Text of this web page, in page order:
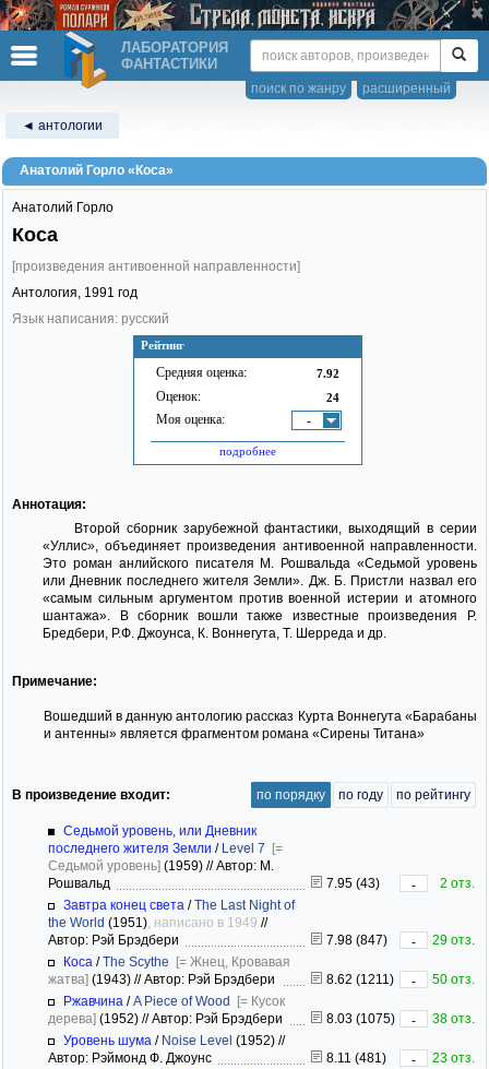
ЛАБОРАТОРИЯ
ФАНТАСТИКИ
расширенный
поиск по жанру
◄ антологии
Анатолий Горло «Коса»
Рейтинг
Средняя оценка: 7.92
Оценок: 24
Моя оценка: -
подробнее
Анатолий Горло
Коса
[произведения антивоенной направленности]
Антология, 1991 год
Язык написания: русский
Аннотация:
Второй сборник зарубежной фантастики, выходящий в серии
«Уллис», объединяет произведения антивоенной направленности.
Это роман анлийского писателя М. Рошвальда «Седьмой уровень
или Дневник последнего жителя Земли». Дж. Б. Пристли назвал его
«самым сильным аргументом против военной истерии и атомного
шантажа». В сборник вошли также известные произведения Р.
Бредбери, Р.Ф. Джоунса, К. Воннегута, Т. Шерреда и др.
Примечание:
Вошедший в данную антологию рассказ Курта Воннегута «Барабаны
и антенны» является фрагментом романа «Сирены Титана»
В произведение входит: по порядку по году по рейтингу
Седьмой уровень, или Дневник
последнего жителя Земли / Level 7 [=
Седьмой уровень] (1959) //Автор: М.
Рошвальд
7.95 (43) -
2 отз.
Завтра конец света /The Last Night of
the World (1951) , написано в 1949 //
Автор: Рэй Брэдбери
7.98 (847) -
29 отз.
Коса /The Scythe [= Жнец, Кровавая
жатва] (1943) //Автор: Рэй Брэдбери 8.62 (1211) -
50 отз.
Ржавчина /A Piece of Wood [= Кусок
дерева] (1952) //Автор: Рэй Брэдбери 8.03 (1075) -
38 отз.
Уровень шума / Noise Level (1952) //
Автор: Рэймонд Ф. Джоунс
8.11 (481) -
23 отз.